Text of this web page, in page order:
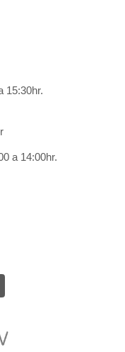
15:30hr.
a 14:00hr.